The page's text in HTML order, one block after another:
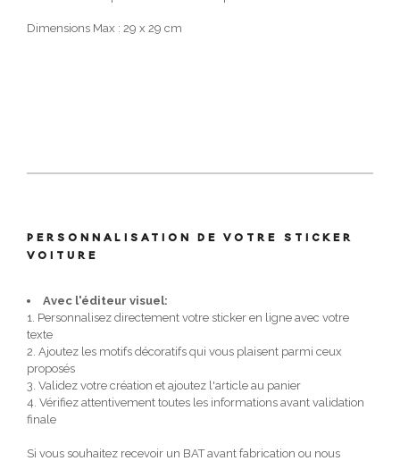
Dimensions Max : 29 x 29 cm
PERSONNALISATION DE VOTRE STICKER
VOITURE
Avec l'éditeur visuel:
1. Personnalisez directement votre sticker en ligne avec votre
texte
2. Ajoutez les motifs décoratifs qui vous plaisent parmi ceux
proposés
3. Validez votre création et ajoutez l'article au panier
4. Vérifiez attentivement toutes les informations avant validation
finale
Si vous souhaitez recevoir un BAT avant fabrication ou nous